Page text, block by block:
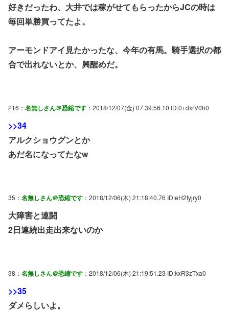
好きだったわ、大井では稼がせてもらったからJCの時は
毎回単勝買ってたよ。
アーモンドアイ見たかったな、今年の有馬。騎手選択の都
合で出れないとか、興醒めだ。
216： 名無しさん＠恐縮です ：2018/12/07(金) 07:39:56.10 ID:0+dxrV0h0
>>34
アルクショウグンとか
あだ名になってたなw
35： 名無しさん＠恐縮です ：2018/12/06(木) 21:18:40.76 ID:eH2fyjry0
大障害と連闘
2日連続出走出来ないのか
38： 名無しさん＠恐縮です ：2018/12/06(木) 21:19:51.23 ID:kxR3zTxa0
>>35
ダメらしいよ。